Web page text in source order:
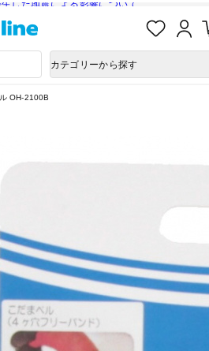
した地震による影響について
入
ロ
ン
カテゴリーから探す
OH-2100B